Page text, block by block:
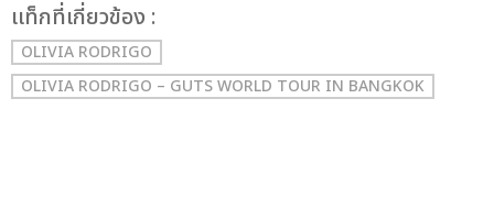
เเท็กที่เกี่ยวข้อง :
OLIVIA RODRIGO
OLIVIA RODRIGO – GUTS WORLD TOUR IN BANGKOK